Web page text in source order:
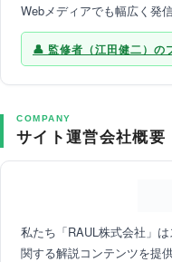
Webメディアでも幅広く発信
監修者（江田健二）の
COMPANY
サイト運営会社概要
私たち「RAUL株式会社」
関する解説コンテンツを提